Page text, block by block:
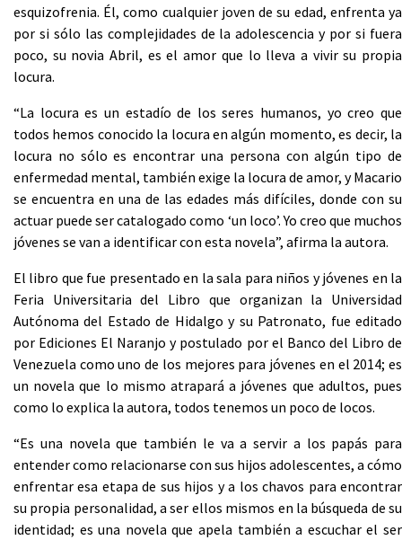
esquizofrenia. Él, como cualquier joven de su edad, enfrenta ya
por si sólo las complejidades de la adolescencia y por si fuera
poco, su novia Abril, es el amor que lo lleva a vivir su propia
locura.
“La locura es un estadío de los seres humanos, yo creo que
todos hemos conocido la locura en algún momento, es decir, la
locura no sólo es encontrar una persona con algún tipo de
enfermedad mental, también exige la locura de amor, y Macario
se encuentra en una de las edades más difíciles, donde con su
actuar puede ser catalogado como ‘un loco’. Yo creo que muchos
jóvenes se van a identificar con esta novela”, afirma la autora.
El libro que fue presentado en la sala para niños y jóvenes en la
Feria Universitaria del Libro que organizan la Universidad
Autónoma del Estado de Hidalgo y su Patronato, fue editado
por Ediciones El Naranjo y postulado por el Banco del Libro de
Venezuela como uno de los mejores para jóvenes en el 2014; es
un novela que lo mismo atrapará a jóvenes que adultos, pues
como lo explica la autora, todos tenemos un poco de locos.
“Es una novela que también le va a servir a los papás para
entender como relacionarse con sus hijos adolescentes, a cómo
enfrentar esa etapa de sus hijos y a los chavos para encontrar
su propia personalidad, a ser ellos mismos en la búsqueda de su
identidad; es una novela que apela también a escuchar el ser